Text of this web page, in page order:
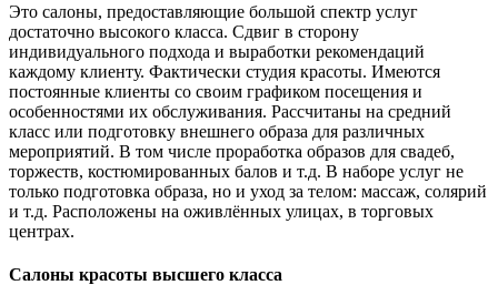
Это салоны, предоставляющие большой спектр услуг
достаточно высокого класса. Сдвиг в сторону
индивидуального подхода и выработки рекомендаций
каждому клиенту. Фактически студия красоты. Имеются
постоянные клиенты со своим графиком посещения и
особенностями их обслуживания. Рассчитаны на средний
класс или подготовку внешнего образа для различных
мероприятий. В том числе проработка образов для свадеб,
торжеств, костюмированных балов и т.д. В наборе услуг не
только подготовка образа, но и уход за телом: массаж, солярий
и т.д. Расположены на оживлённых улицах, в торговых
центрах.
Салоны красоты высшего класса